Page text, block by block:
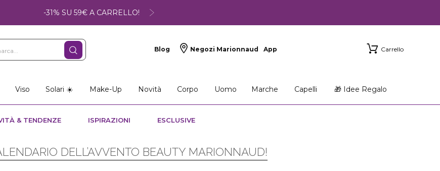
-31% SU 59€ A CARRELLO!
Blog Negozi Marionnaud App Carrello
Viso Solari ☀️ Make-Up Novità Corpo Uomo Marche Capelli 🎁 Idee Regalo
& TENDENZE ISPIRAZIONI ESCLUSIVE
DELL’AVVENTO BEAUTY MARIONNAUD!